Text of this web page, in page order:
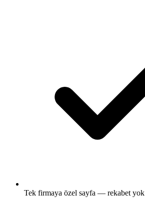
Tek firmaya özel sayfa — rekabet yok